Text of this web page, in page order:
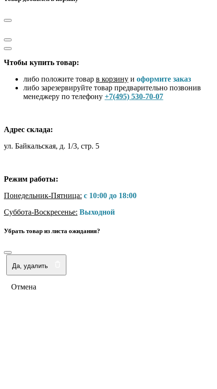
Чтобы купить товар:
либо положите товар в корзину и оформите заказ
либо зарезервируйте товар предварительно позвонив
менеджеру по телефону +7(495) 530-70-07
Адрес склада:
ул. Байкальская, д. 1/3, стр. 5
Режим работы:
Понедельник-Пятница: с 10:00 до 18:00
Суббота-Воскресенье: Выходной
Убрать товар из листа ожидания?
Да, удалить
Отмена